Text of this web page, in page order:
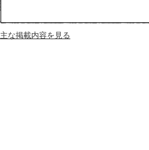
主な掲載内容を見る